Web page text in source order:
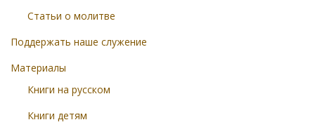
Статьи о молитве
Поддержать наше служение
Материалы
Книги на русском
Книги детям